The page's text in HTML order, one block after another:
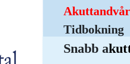
Tidbokning
Snabb a